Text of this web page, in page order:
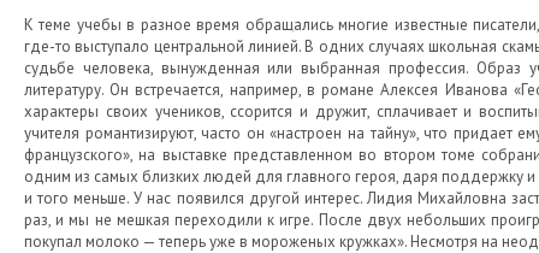
К теме учебы в разное время обращались многие известные
где-то выступало центральной линией. В одних случаях школьная
судьбе человека, вынужденная или выбранная профессия. Образ
литературу. Он встречается, например, в романе Алексея Иванова
характеры своих учеников, ссорится и дружит, сплачивает и
учителя романтизируют, часто он «настроен на тайну», что придает
французского», на выставке представленном во втором томе
одним из самых близких людей для главного героя, даря поддержку
и того меньше. У нас появился другой интерес. Лидия Михайловна
раз, и мы не мешкая переходили к игре. После двух небольших
покупал молоко — теперь уже в мороженых кружках». Несмотря на